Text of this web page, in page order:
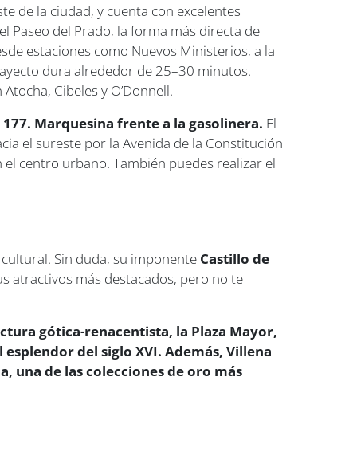
de la ciudad, y cuenta con excelentes
Paseo del Prado, la forma más directa de
estaciones como Nuevos Ministerios, a la
dura alrededor de 25–30 minutos.
Cibeles y O’Donnell.
Marquesina frente a la gasolinera. El
el sureste por la Avenida de la Constitución
centro urbano. También puedes realizar el
Sin duda, su imponente Castillo de
atractivos más destacados, pero no te
gótica-renacentista, la Plaza Mayor,
del siglo XVI. Además, Villena
una de las colecciones de oro más